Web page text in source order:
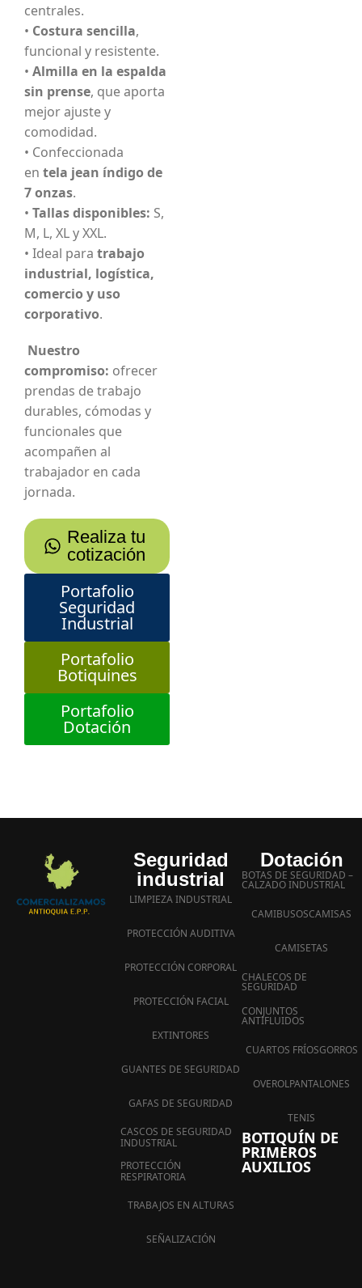
centrales.
• Costura sencilla,
funcional y resistente.
• Almilla en la espalda
sin prense, que aporta
mejor ajuste y
comodidad.
• Confeccionada
en tela jean índigo de
7 onzas.
• Tallas disponibles: S,
M, L, XL y XXL.
• Ideal para trabajo
industrial, logística,
comercio y uso
corporativo.
Nuestro
compromiso: ofrecer
prendas de trabajo
durables, cómodas y
funcionales que
acompañen al
trabajador en cada
jornada.
Realiza tu
cotización
Portafolio
Seguridad
Industrial
Portafolio
Botiquines
Portafolio
Dotación
Seguridad
industrial
LIMPIEZA INDUSTRIAL
PROTECCIÓN AUDITIVA
PROTECCIÓN CORPORAL
PROTECCIÓN FACIAL
EXTINTORES
GUANTES DE SEGURIDAD
GAFAS DE SEGURIDAD
CASCOS DE SEGURIDAD
INDUSTRIAL
PROTECCIÓN
RESPIRATORIA
TRABAJOS EN ALTURAS
SEÑALIZACIÓN
Dotación
BOTAS DE SEGURIDAD –
CALZADO INDUSTRIAL
CAMIBUSOSCAMISAS
CAMISETAS
CHALECOS DE
SEGURIDAD
CONJUNTOS
ANTIFLUIDOS
CUARTOS FRÍOSGORROS
OVEROLPANTALONES
TENIS
BOTIQUÍN DE
PRIMEROS
AUXILIOS